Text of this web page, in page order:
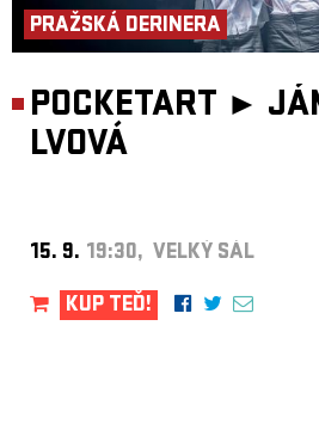
PRAŽSKÁ DERINERA
POCKETART ►
LVOVÁ
15. 9. 19:30, VELKÝ SÁL
KUP TEĎ!